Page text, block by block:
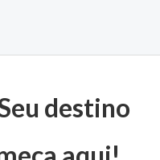
destino